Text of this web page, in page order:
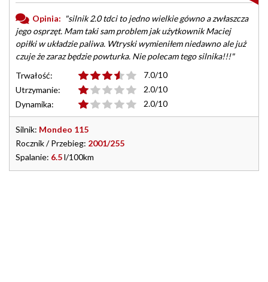
Opinia: "silnik 2.0 tdci to jedno wielkie gówno a zwłaszcza
jego osprzęt. Mam taki sam problem jak użytkownik Maciej
opiłki w układzie paliwa. Wtryski wymieniłem niedawno ale już
czuje że zaraz będzie powturka. Nie polecam tego silnika!!!"
Trwałość:
7.0/10
Utrzymanie:
2.0/10
Dynamika:
2.0/10
Silnik: Mondeo 115
Rocznik / Przebieg: 2001/255
Spalanie: 6.5l/100km